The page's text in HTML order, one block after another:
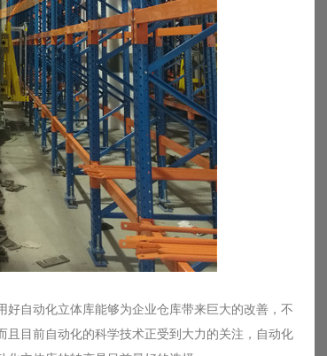
自动化立体库能够为企业仓库带来巨大的改善，不
目前自动化的科学技术正受到大力的关注，自动化